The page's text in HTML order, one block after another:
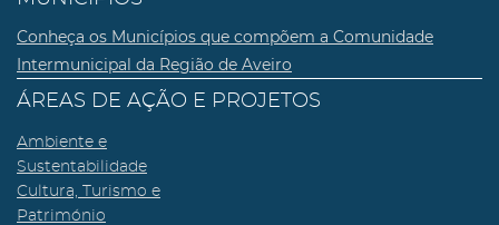
Conheça os Municípios que compõem a Comunidade
Intermunicipal da Região de Aveiro
ÁREAS DE AÇÃO E PROJETOS
Ambiente e
Sustentabilidade
Cultura, Turismo e
Património